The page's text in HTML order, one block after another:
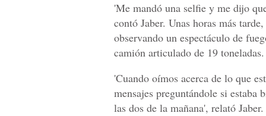
'Me mandó una selfie y me dijo
contó Jaber. Unas horas más
observando un espectáculo de
camión articulado de 19
'Cuando oímos acerca de lo que
mensajes preguntándole si estaba
las dos de la mañana', relató Jaber.